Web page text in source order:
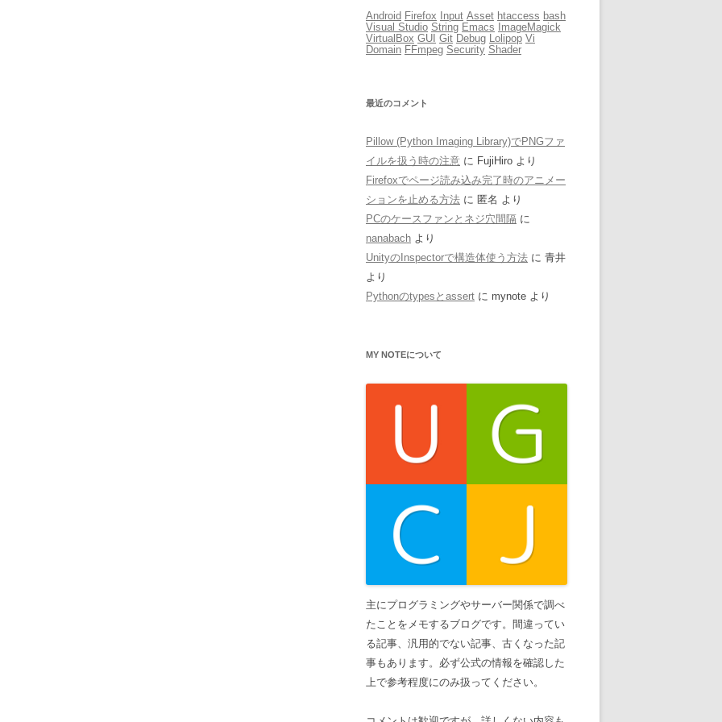
Android Firefox Input Asset htaccess bash
Visual Studio String Emacs
ImageMagick
VirtualBox GUI Git Debug Lolipop Vi
Domain FFmpeg Security Shader
最近のコメント
Pillow (Python Imaging Library)でPNGファ
イルを扱う時の注意 に FujiHiro より
Firefoxでページ読み込み完了時のアニメー
ションを止める方法 に 匿名 より
PCのケースファンとネジ穴間隔 に
nanabach より
UnityのInspectorで構造体使う方法 に 青井
より
Pythonのtypesとassert に mynote より
MY NOTEについて
主にプログラミングやサーバー関係で調べ
たことをメモするブログです。間違ってい
る記事、汎用的でない記事、古くなった記
事もあります。必ず公式の情報を確認した
上で参考程度にのみ扱ってください。